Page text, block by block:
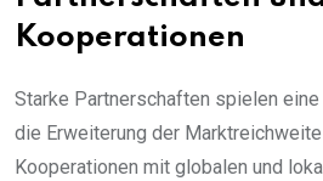
Kooperationen
Starke Partnerschaften spielen
die Erweiterung der
Kooperationen mit globalen und